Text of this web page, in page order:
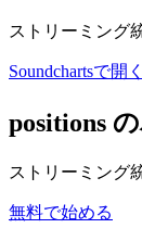
ストリーミング
Soundchartsで開く
​positions
ストリーミング
無料で始める